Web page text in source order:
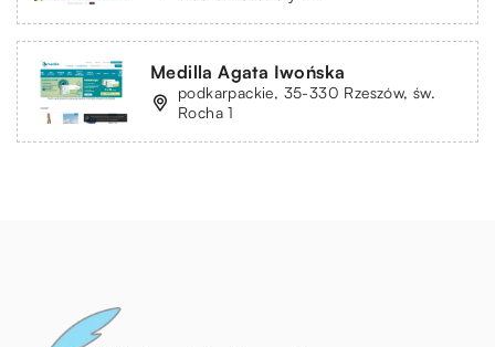
Medilla Agata Iwońska
podkarpackie, 35-330 Rzeszów, św.
Rocha 1